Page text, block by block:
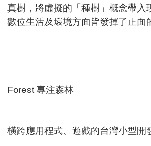
真樹，將虛擬的「種樹」概念帶入
數位生活及環境方面皆發揮了正面
Forest 專注森林
橫跨應用程式、遊戲的台灣小型開